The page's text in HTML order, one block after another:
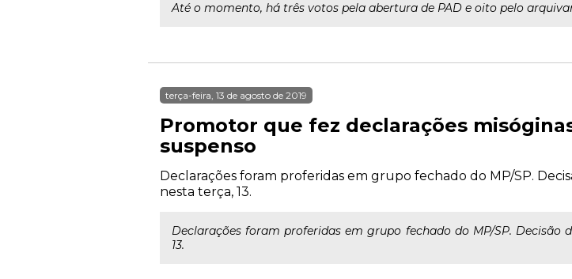
Até o momento, há três votos pela abertura de PAD e oito pelo
terça-feira, 13 de agosto de 2019
Promotor que fez declarações
suspenso
Declarações foram proferidas em grupo fechado do MP/SP.
nesta terça, 13.
Declarações foram proferidas em grupo fechado do MP/SP.
13.